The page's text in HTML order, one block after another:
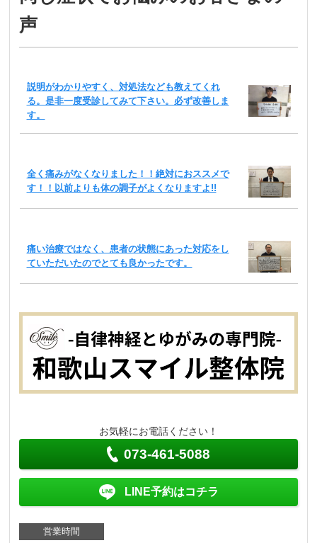
声
説明がわかりやすく、対処法なども教えてくれ
る。是非一度受診してみて下さい。必ず改善しま
す。
全く痛みがなくなりました！！絶対におススメで
す！！以前よりも体の調子がよくなりますよ!!
痛い治療ではなく、患者の状態にあった対応をし
ていただいたのでとても良かったです。
お気軽にお電話ください！
073-461-5088
LINE予約はコチラ
営業時間